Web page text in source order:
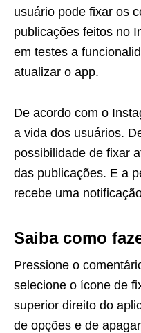
usuário pode fixar os
publicações feitos no
em testes a
atualizar o app.
De acordo com o
a vida dos usuários.
possibilidade de fixar
das publicações. E a
recebe uma
Saiba como
Pressione o
selecione o ícone de
superior direito do
de opções e de